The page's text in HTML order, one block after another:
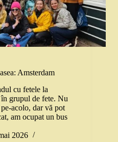
Amsterdam
cu fetele la
grupul de fete. Nu
acolo, dar vă pot
am ocupat un bus
2026